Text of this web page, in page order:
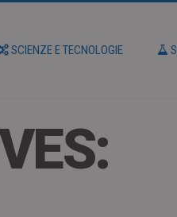
SCIENZE E TECNOLOGIE